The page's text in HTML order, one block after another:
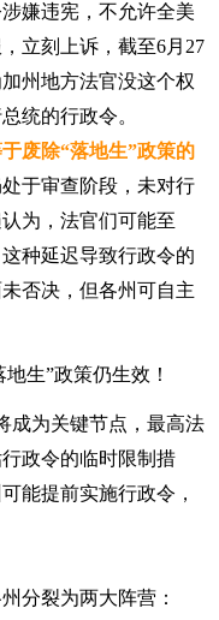
嫌违宪，不允许全美
立刻上诉，截至6月27
州地方法官没这个权
统的行政令。
废除“落地生”政策的
于审查阶段，未对行
为，法官们可能至
种延迟导致行政令的
否决，但各州可自主
为关键节点，最高法
政令的临时限制措
能提前实施行政令，
裂为两大阵营：